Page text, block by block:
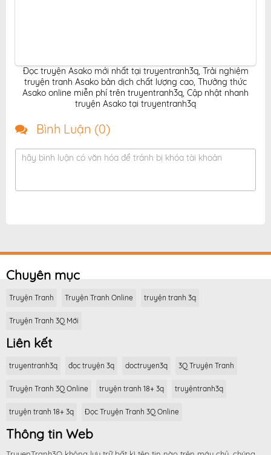
Đọc truyện Asako mới nhất tại truyentranh3q, Trải nghiệm
truyện tranh Asako bản dịch chất lượng cao, Thưởng thức
Asako online miễn phí trên truyentranh3q, Cập nhật nhanh
truyện Asako tại truyentranh3q
Bình Luận (0)
hãy bình luận có văn hóa để tránh bị khóa tài khoản
Chuyên mục
Truyện Tranh Truyện Tranh Online truyện tranh 3q
Truyện Tranh 3Q Mới
Liên kết
truyentranh3q đọc truyện 3q doctruyen3q 3Q Truyện Tranh
Truyện Tranh 3Q Online truyện tranh 18+ 3q truyệntranh3q
truyện tranh 18+ 3q Đọc Truyện Tranh 3Q Online
Thông tin Web